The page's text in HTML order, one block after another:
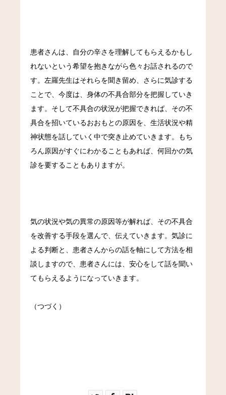
患者さんは、自分の辛さを理解してもらえるかもし
れないという希望を抱きながら色々お話されるので
す。左羅先生はそれらを聞き留め、さらに気診する
ことで、今度は、身体の不具合部分を把握していき
ます。そして不具合の状況が把握できれば、その不
具合を招いているおおもとの原因を、生活状況や精
神状態を話していく中で突き止めていきます。もち
ろん原因がすぐにわかることもあれば、何回かの気
診を要することもありますが。
気の状況や気の異常の原因等が解れば、その不具合
を改善する手段を選んで、伝えていきます。気診に
よる判断と、患者さんからの話を軸にして方法を相
談しますので、患者さんには、安心をして話を聞い
てもらえるようになっていきます。
（つづく）